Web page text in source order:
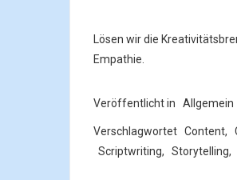
Lösen wir die
Empathie.
Veröffentlicht in Allgemein
Verschlagwortet Content,
Scriptwriting, Storytelling,